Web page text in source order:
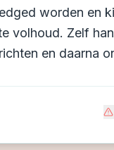
worden en
volhoud. Zelf
en daarna